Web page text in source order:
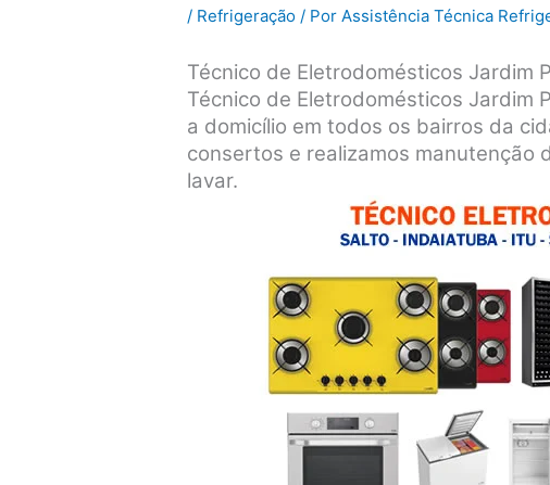
/ Refrigeração / PorAssistência Técnica
Técnico de Eletrodomésticos Jardim
Técnico de Eletrodomésticos Jardim
a domicílio em todos os bairros da
consertos e realizamos manutenção
lavar.